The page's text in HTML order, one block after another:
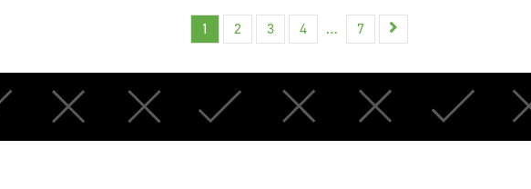
1 2 3 4 … 7